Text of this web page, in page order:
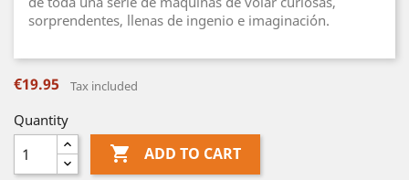
sorprendentes, llenas de ingenio e imaginación.
€19.95 Tax included
Quantity
 ADD TO CART